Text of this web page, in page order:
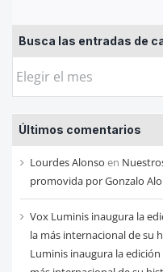
Busca las entradas de
Busca
entradas
de
cada
mes
Últimos comentarios
Lourdes Alonso en
promovida por Gonzalo
Vox Luminis inaugura la
la más internacional de su
Luminis inaugura la edición